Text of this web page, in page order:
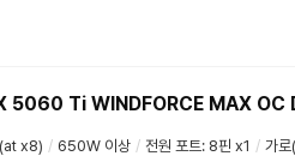
5060 Ti WINDFORCE MAX OC
x8) / 650W 이상 / 전원 포트: 8핀 x1 / 가로